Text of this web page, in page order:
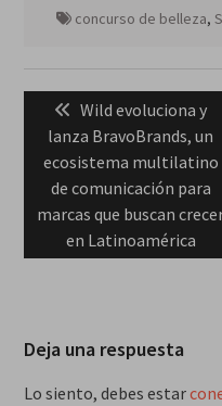
concurso de belleza,
Navegación
entradas
Previous
post:
Wild evoluciona y
lanza BravoBrands, un
ecosistema multilatino
de comunicación para
marcas que buscan
en Latinoamérica
Deja una respuesta
Lo siento, debes estar